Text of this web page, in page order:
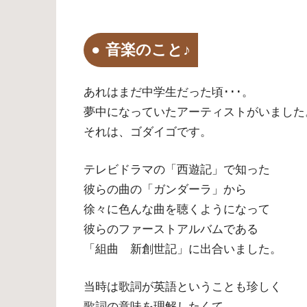
音楽のこと♪
あれはまだ中学生だった頃･･･。
夢中になっていたアーティストがいまし
それは、ゴダイゴです。
テレビドラマの「西遊記」で知った
彼らの曲の「ガンダーラ」から
徐々に色んな曲を聴くようになって
彼らのファーストアルバムである
「組曲 新創世記」に出合いました。
当時は歌詞が英語ということも珍しく